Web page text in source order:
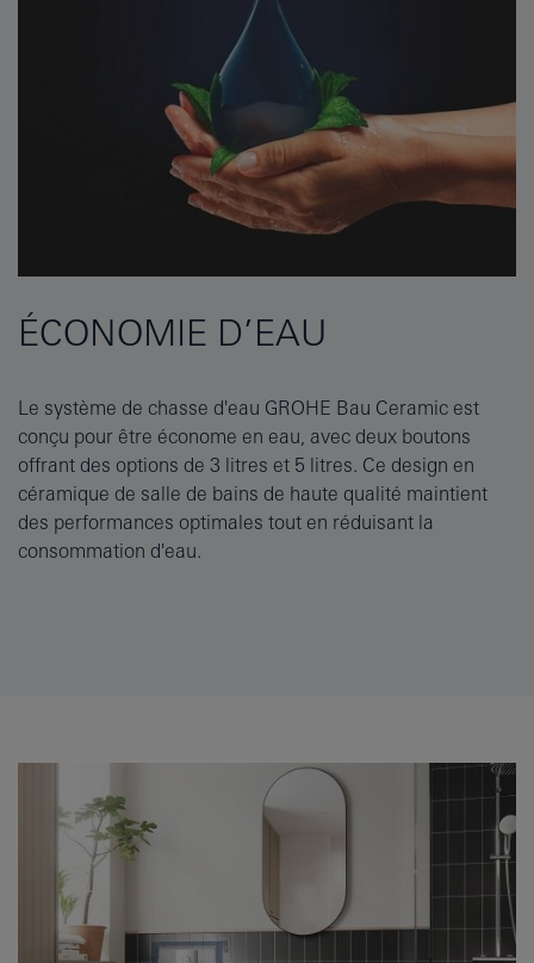
ÉCONOMIE D’EAU
Le système de chasse d'eau GROHE Bau Ceramic est
conçu pour être économe en eau, avec deux boutons
offrant des options de 3 litres et 5 litres. Ce design en
céramique de salle de bains de haute qualité maintient
des performances optimales tout en réduisant la
consommation d'eau.